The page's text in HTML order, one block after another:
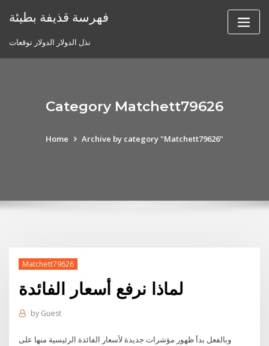
فهرسة قذيفة بطيئة
نذل الدولار الدولار توقعات
Category Matchett79626
Home Archive by category "Matchett79626"
Matchett79626
لماذا نرفع أسعار الفائدة
by Guest
وبالفعل بدأ ظهور مؤشرات جديدة لأسعار الفائدة الرئيسية منها على